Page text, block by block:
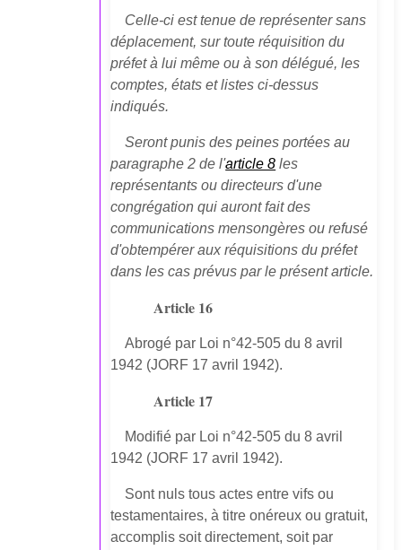
Celle-ci est tenue de représenter sans
déplacement, sur toute réquisition du
préfet à lui même ou à son délégué, les
comptes, états et listes ci-dessus
indiqués.
Seront punis des peines portées au
paragraphe 2 de l'article 8 les
représentants ou directeurs d'une
congrégation qui auront fait des
communications mensongères ou refusé
d'obtempérer aux réquisitions du préfet
dans les cas prévus par le présent article.
Article 16
Abrogé par Loi n°42-505 du 8 avril
1942 (JORF 17 avril 1942).
Article 17
Modifié par Loi n°42-505 du 8 avril
1942 (JORF 17 avril 1942).
Sont nuls tous actes entre vifs ou
testamentaires, à titre onéreux ou gratuit,
accomplis soit directement, soit par